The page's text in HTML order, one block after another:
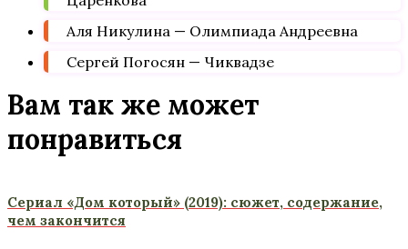
Аля Никулина — Олимпиада Андреевна
Сергей Погосян — Чиквадзе
Вам так же может
понравиться
Сериал «Дом который» (2019): сюжет, содержание,
чем закончится